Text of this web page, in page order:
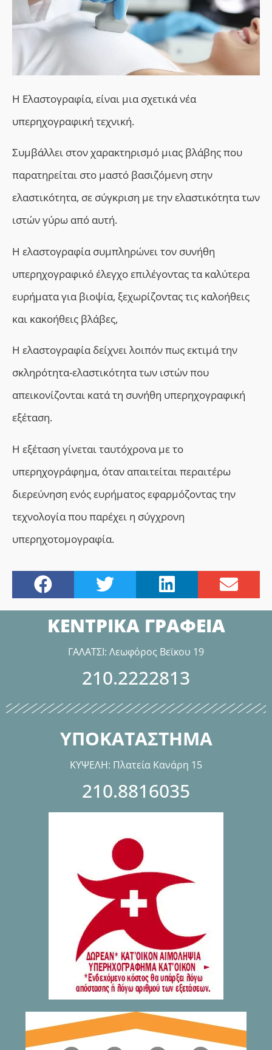
Η Ελαστογραφία, είναι μια σχετικά νέα
υπερηχογραφική τεχνική.
Συμβάλλει στονχαρακτηρισμό μιας βλάβης που
παρατηρείται στο μαστό βασιζόμενη στην
ελαστικότητα, σε σύγκριση με την ελαστικότητα των
ιστών γύρω από αυτή.
Η ελαστογραφία συμπληρώνει τον συνήθη
υπερηχογραφικό έλεγχο επιλέγοντας τα καλύτερα
ευρήματα για βιοψία, ξεχωρίζοντας τις καλοήθεις
και κακοήθεις βλάβες,
Η ελαστογραφία δείχνει λοιπόν πως εκτιμά την
σκληρότητα-ελαστικότητα των ιστών που
απεικονίζονται κατά τη συνήθη υπερηχογραφική
εξέταση.
Η εξέταση γίνεται ταυτόχρονα με το
υπερηχογράφημα, όταν απαιτείται περαιτέρω
διερεύνηση ενός ευρήματος εφαρμόζοντας την
τεχνολογία που παρέχει η σύγχρονη
υπερηχοτομογραφία.
ΚΕΝΤΡΙΚΑ ΓΡΑΦΕΙΑ
ΓΑΛΑΤΣΙ: Λεωφόρος Βεϊκου 19
210.2222813
ΥΠΟΚΑΤΑΣΤΗΜΑ
ΚΥΨΕΛΗ: Πλατεία Κανάρη 15
210.8816035